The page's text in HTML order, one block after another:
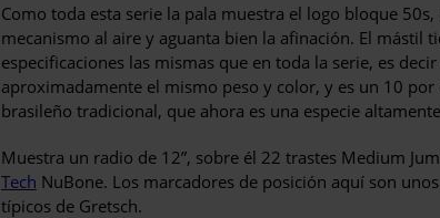
Como toda esta serie la pala muestra el logo bloque
mecanismo al aire y aguanta bien la afinación. El mástil
especificaciones las mismas que en toda la serie, es
aproximadamente el mismo peso y color, y es un 10
brasileño tradicional, que ahora es una especie
Muestra un radio de 12”, sobre él 22 trastes Medium
Tech NuBone. Los marcadores de posición aquí son
típicos de Gretsch.